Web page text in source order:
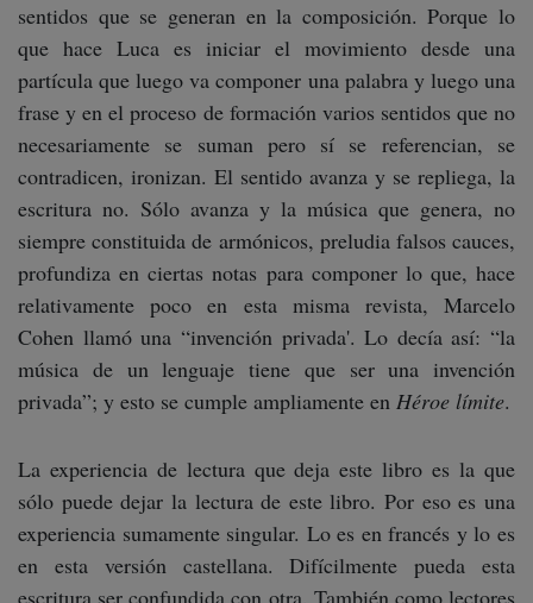
sentidos que se generan en la composición. Porque lo
que hace Luca es iniciar el movimiento desde una
partícula que luego va componer una palabra y luego una
frase y en el proceso de formación varios sentidos que no
necesariamente se suman pero sí se referencian, se
contradicen, ironizan. El sentido avanza y se repliega, la
escritura no. Sólo avanza y la música que genera, no
siempre constituida de armónicos, preludia falsos cauces,
profundiza en ciertas notas para componer lo que, hace
relativamente poco en esta misma revista, Marcelo
Cohen llamó una “invención privada'. Lo decía así: “la
música de un lenguaje tiene que ser una invención
privada”; y esto se cumple ampliamente en Héroe límite.
La experiencia de lectura que deja este libro es la que
sólo puede dejar la lectura de este libro. Por eso es una
experiencia sumamente singular. Lo es en francés y lo es
en esta versión castellana. Difícilmente pueda esta
escritura ser confundida con otra. También como lectores